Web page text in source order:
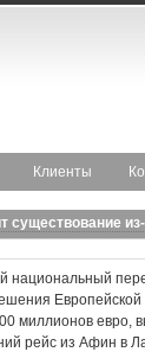
Клиенты
существование
национальный
Европейской
миллионов евро,
рейс из Афин в